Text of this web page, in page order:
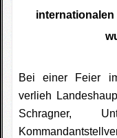
Impressum
internationalen
Bei einer Feier
verlieh
Schragner,